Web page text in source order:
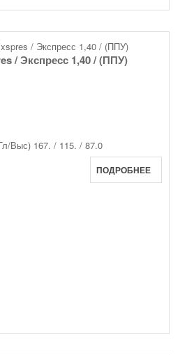
/ Экспресс 1,40 / (ППУ)
Выс) 167. / 115. / 87.0
ПОДРОБНЕЕ